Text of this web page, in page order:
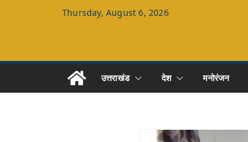
Thursday, August 6, 2026
उत्तराखंड देश मनोरंजन